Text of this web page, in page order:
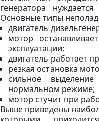
генератора
Основные типы
двигатель
мотор
эксплуатации;
двигатель работает
резкая остановка
сильное
нормальном режиме;
мотор стучит при
Выше приведены